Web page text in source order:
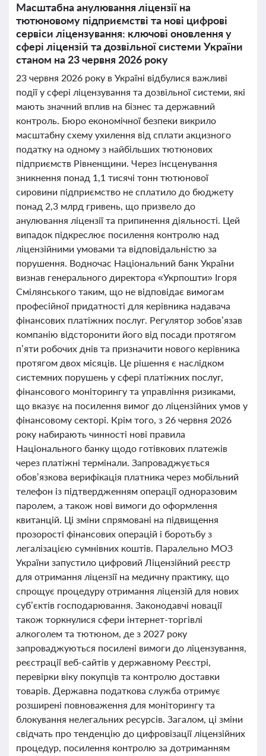
Масштабна анулювання ліцензії на
тютюновому підприємстві та нові цифрові
сервіси ліцензування: ключові оновлення у
сфері ліцензій та дозвільної системи України
станом на 23 червня 2026 року
23 червня 2026 року в Україні відбулися важливі
події у сфері ліцензування та дозвільної системи, які
мають значний вплив на бізнес та державний
контроль. Бюро економічної безпеки викрило
масштабну схему ухилення від сплати акцизного
податку на одному з найбільших тютюнових
підприємств Рівненщини. Через інсценування
зникнення понад 1,1 тисячі тонн тютюнової
сировини підприємство не сплатило до бюджету
понад 2,3 млрд гривень, що призвело до
анулювання ліцензії та припинення діяльності. Цей
випадок підкреслює посилення контролю над
ліцензійними умовами та відповідальністю за
порушення. Водночас Національний банк України
визнав генерального директора «Укрпошти» Ігоря
Смілянського таким, що не відповідає вимогам
професійної придатності для керівника надавача
фінансових платіжних послуг. Регулятор зобов’язав
компанію відсторонити його від посади протягом
п’яти робочих днів та призначити нового керівника
протягом двох місяців. Це рішення є наслідком
системних порушень у сфері платіжних послуг,
фінансового моніторингу та управління ризиками,
що вказує на посилення вимог до ліцензійних умов у
фінансовому секторі. Крім того, з 26 червня 2026
року набирають чинності нові правила
Національного банку щодо готівкових платежів
через платіжні термінали. Запроваджується
обов’язкова верифікація платника через мобільний
телефон із підтвердженням операції одноразовим
паролем, а також нові вимоги до оформлення
квитанцій. Ці зміни спрямовані на підвищення
прозорості фінансових операцій і боротьбу з
легалізацією сумнівних коштів. Паралельно МОЗ
України запустило цифровий Ліцензійний реєстр
для отримання ліцензії на медичну практику, що
спрощує процедуру отримання ліцензій для нових
суб’єктів господарювання. Законодавчі новації
також торкнулися сфери інтернет-торгівлі
алкоголем та тютюном, де з 2027 року
запроваджуються посилені вимоги до ліцензування,
реєстрації веб-сайтів у державному Реєстрі,
перевірки віку покупців та контролю доставки
товарів. Державна податкова служба отримує
розширені повноваження для моніторингу та
блокування нелегальних ресурсів. Загалом, ці зміни
свідчать про тенденцію до цифровізації ліцензійних
процедур, посилення контролю за дотриманням